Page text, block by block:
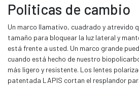
Politicas de cambio
Un marco llamativo, cuadrado y atrevido
tamaño para bloquear la luz lateral y
está frente a usted. Un marco grande
cuando está hecho de nuestro
más ligero y resistente. Los lentes
patentada LAPIS cortan el resplandor